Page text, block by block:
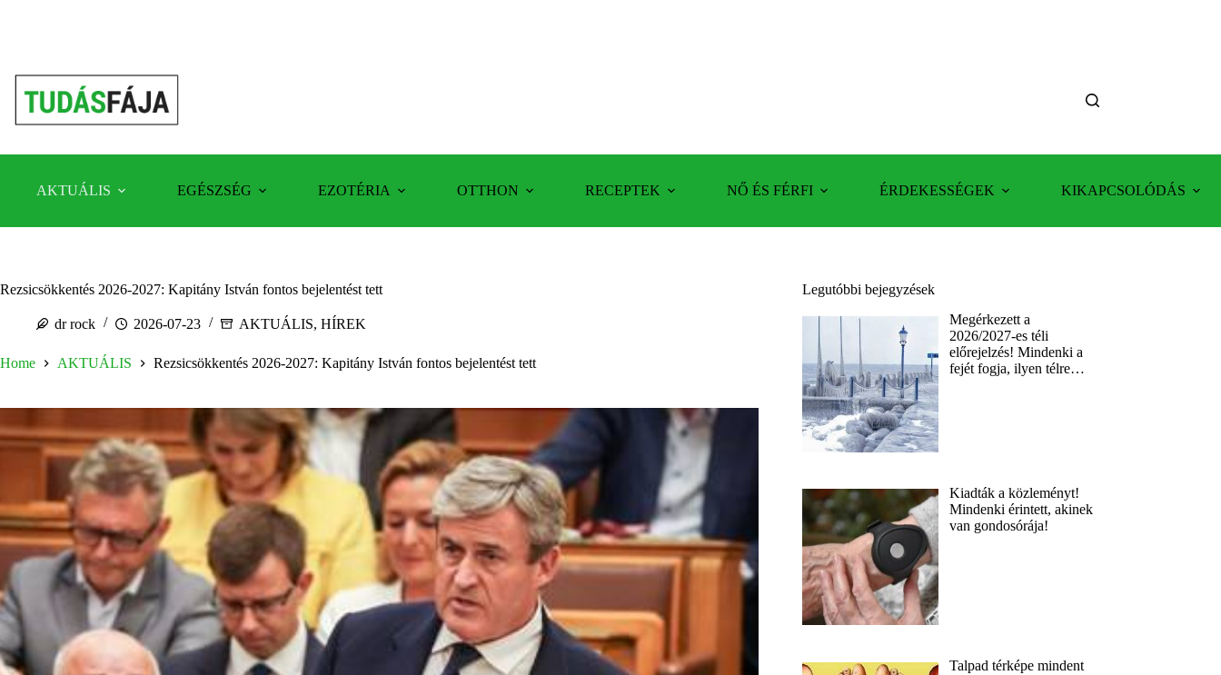
AKTUÁLIS EGÉSZSÉG EZOTÉRIA OTTHON RECEPTEK NŐ ÉS FÉRFI ÉRDEKESSÉGEK KIKAPCSOLÓDÁS
Rezsicsökkentés 2026-2027: Kapitány István fontos bejelentést tett
dr rock 2026-07-23 AKTUÁLIS, HÍREK
Home AKTUÁLIS Rezsicsökkentés 2026-2027: Kapitány István fontos bejelentést tett
Legutóbbi bejegyzések
Megérkezett a
2026/2027-es téli
előrejelzés! Mindenki a
fejét fogja, ilyen télre…
Kiadták a közleményt!
Mindenki érintett, akinek
van gondosórája!
Talpad térképe mindent